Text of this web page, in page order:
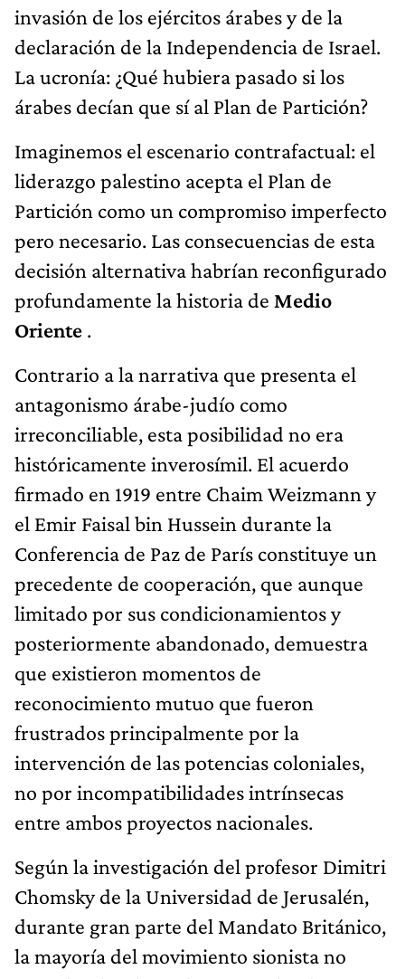
invasión de los ejércitos árabes y de la
declaración de la Independencia de Israel.
La ucronía: ¿Qué hubiera pasado si los
árabes decían que sí al Plan de Partición?
Imaginemos el escenario contrafactual: el
liderazgo palestino acepta el Plan de
Partición como un compromiso imperfecto
pero necesario. Las consecuencias de esta
decisión alternativa habrían reconfigurado
profundamente la historia de Medio
Oriente .
Contrario a la narrativa que presenta el
antagonismo árabe-judío como
irreconciliable, esta posibilidad no era
históricamente inverosímil. El acuerdo
firmado en 1919 entre Chaim Weizmann y
el Emir Faisal bin Hussein durante la
Conferencia de Paz de París constituye un
precedente de cooperación, que aunque
limitado por sus condicionamientos y
posteriormente abandonado, demuestra
que existieron momentos de
reconocimiento mutuo que fueron
frustrados principalmente por la
intervención de las potencias coloniales,
no por incompatibilidades intrínsecas
entre ambos proyectos nacionales.
Según la investigación del profesor Dimitri
Chomsky de la Universidad de Jerusalén,
durante gran parte del Mandato Británico,
la mayoría del movimiento sionista no